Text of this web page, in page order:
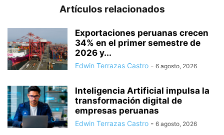
Artículos relacionados
Exportaciones peruanas crecen
34% en el primer semestre de
2026 y...
Edwin Terrazas Castro - 6 agosto, 2026
Inteligencia Artificial impulsa la
transformación digital de
empresas peruanas
Edwin Terrazas Castro - 6 agosto, 2026